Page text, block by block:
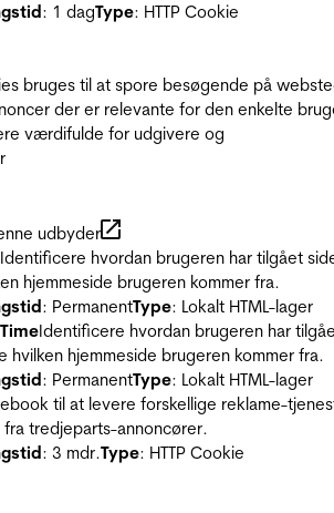
: 1 dagType: HTTP Cookie
bruges til at spore besøgende på
der er relevante for den enkelte
værdifulde for udgivere og
udbyder
Identificere hvordan brugeren har tilgået
hjemmeside brugeren kommer fra.
: PermanentType: Lokalt HTML-lager
Identificere hvordan brugeren har
hvilken hjemmeside brugeren kommer fra.
: PermanentType: Lokalt HTML-lager
til at levere forskellige reklame-
tredjeparts-annoncører.
: 3 mdr.Type: HTTP Cookie